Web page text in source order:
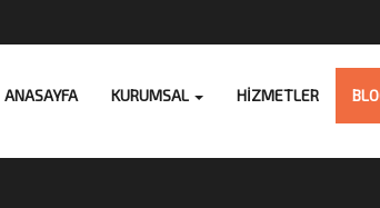
ANASAYFA KURUMSAL HİZMETLER